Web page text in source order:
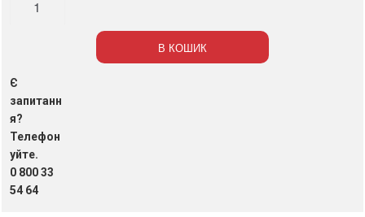
одноразові
16
см,
100
шт./
уп.
(арт.18005)
В КОШИК
Є
запитанн
я?
Телефон
уйте.
0 800 33
54 64